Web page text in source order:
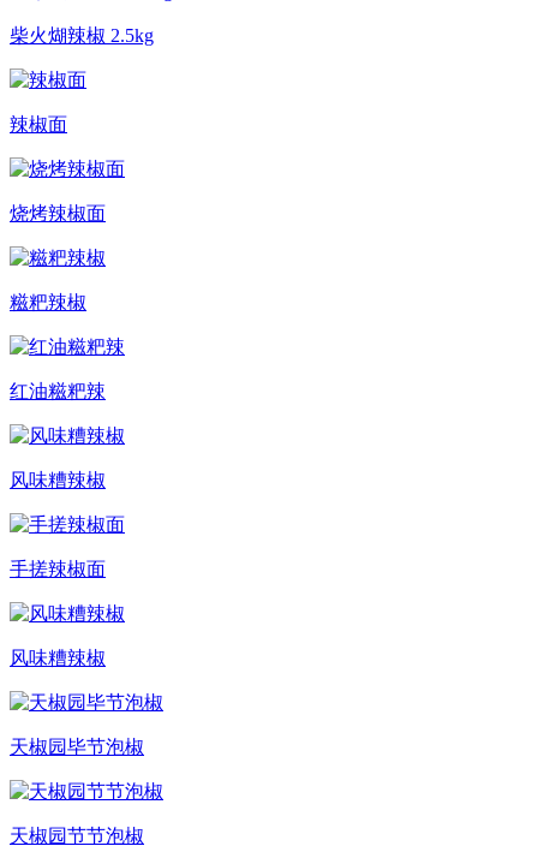
柴火煳辣椒 2.5kg
辣椒面
烧烤辣椒面
糍粑辣椒
红油糍粑辣
风味糟辣椒
手搓辣椒面
风味糟辣椒
天椒园毕节泡椒
天椒园节节泡椒